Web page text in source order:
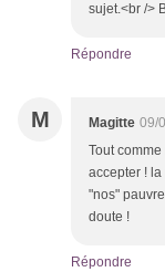
sujet.<br />
Répondre
M Magitte 09/
Tout
accepter !
"nos"
doute !
Répondre